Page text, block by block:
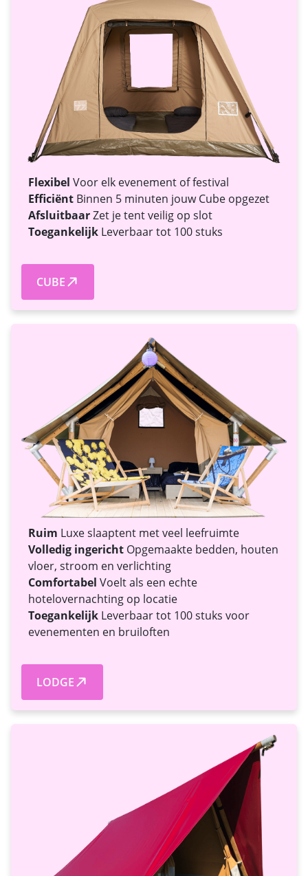
Flexibel Voor elk evenement of festival
Efficiënt Binnen 5 minuten jouw Cube opgezet
AfsluitbaarZet je tent veilig op slot
Toegankelijk Leverbaar tot 100 stuks
CUBE
Ruim Luxe slaaptent met veel leefruimte
Volledig ingericht Opgemaakte bedden, houten
vloer, stroom en verlichting
Comfortabel Voelt als een echte
hotelovernachting op locatie
Toegankelijk Leverbaar tot 100 stuks voor
evenementen en bruiloften
LODGE